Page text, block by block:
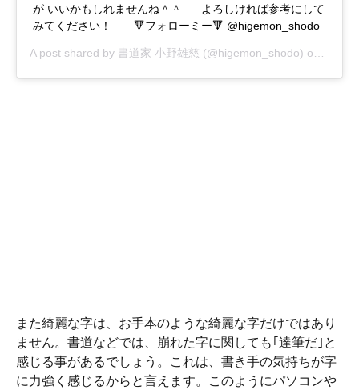
が いいかもしれませんね＾＾ よろしければ参考にして
みてください！ 🔻フォローミー🔻 @higemon_shodo
A post shared by 書道家 小野雄慈 (@higemon_shodo) on
また綺麗な字は、お手本のような綺麗な字だけではあり
ません。書道などでは、崩れた字に関しても｢達筆だ｣と
感じる事があるでしょう。これは、書き手の気持ちが字
に力強く感じるからと言えます。このようにパソコンや